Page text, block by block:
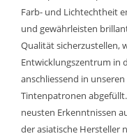
Farb- und Lichtechtheit
und gewährleisten
Qualität sicherzustellen,
Entwicklungszentrum in
anschliessend in
Tintenpatronen
neusten Erkenntnissen
der asiatische Hersteller